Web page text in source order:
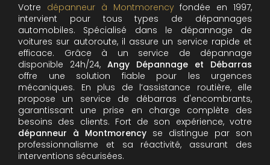
Votre dépanneur à Montmorencyfondée en 1997,
intervient pour tous types de dépannages
automobiles. Spécialisé dans le dépannage de
voitures sur autoroute, il assure un service rapide et
efficace. Grâce à un service de dépannage
disponible 24h/24, Angy Dépannage et Débarras
offre une solution fiable pour les urgences
mécaniques. En plus de l’assistance routière, elle
propose un service de débarras d'encombrants,
garantissant une prise en charge complète des
besoins des clients. Fort de son expérience, votre
dépanneur à Montmorency se distingue par son
professionnalisme et sa réactivité, assurant des
interventions sécurisées.